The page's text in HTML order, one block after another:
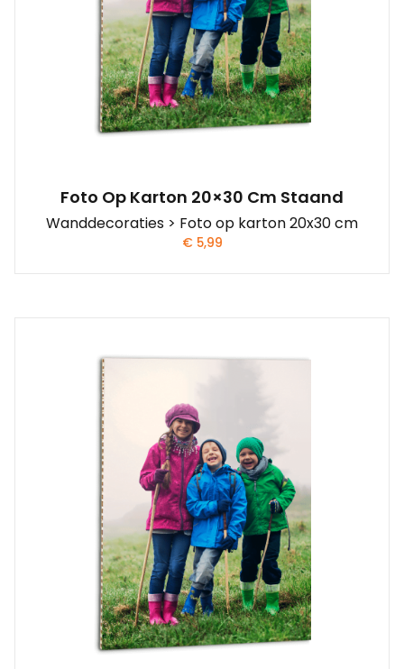
Foto Op Karton 20×30 Cm Staand
Wanddecoraties > Foto op karton 20x30 cm
€5,99